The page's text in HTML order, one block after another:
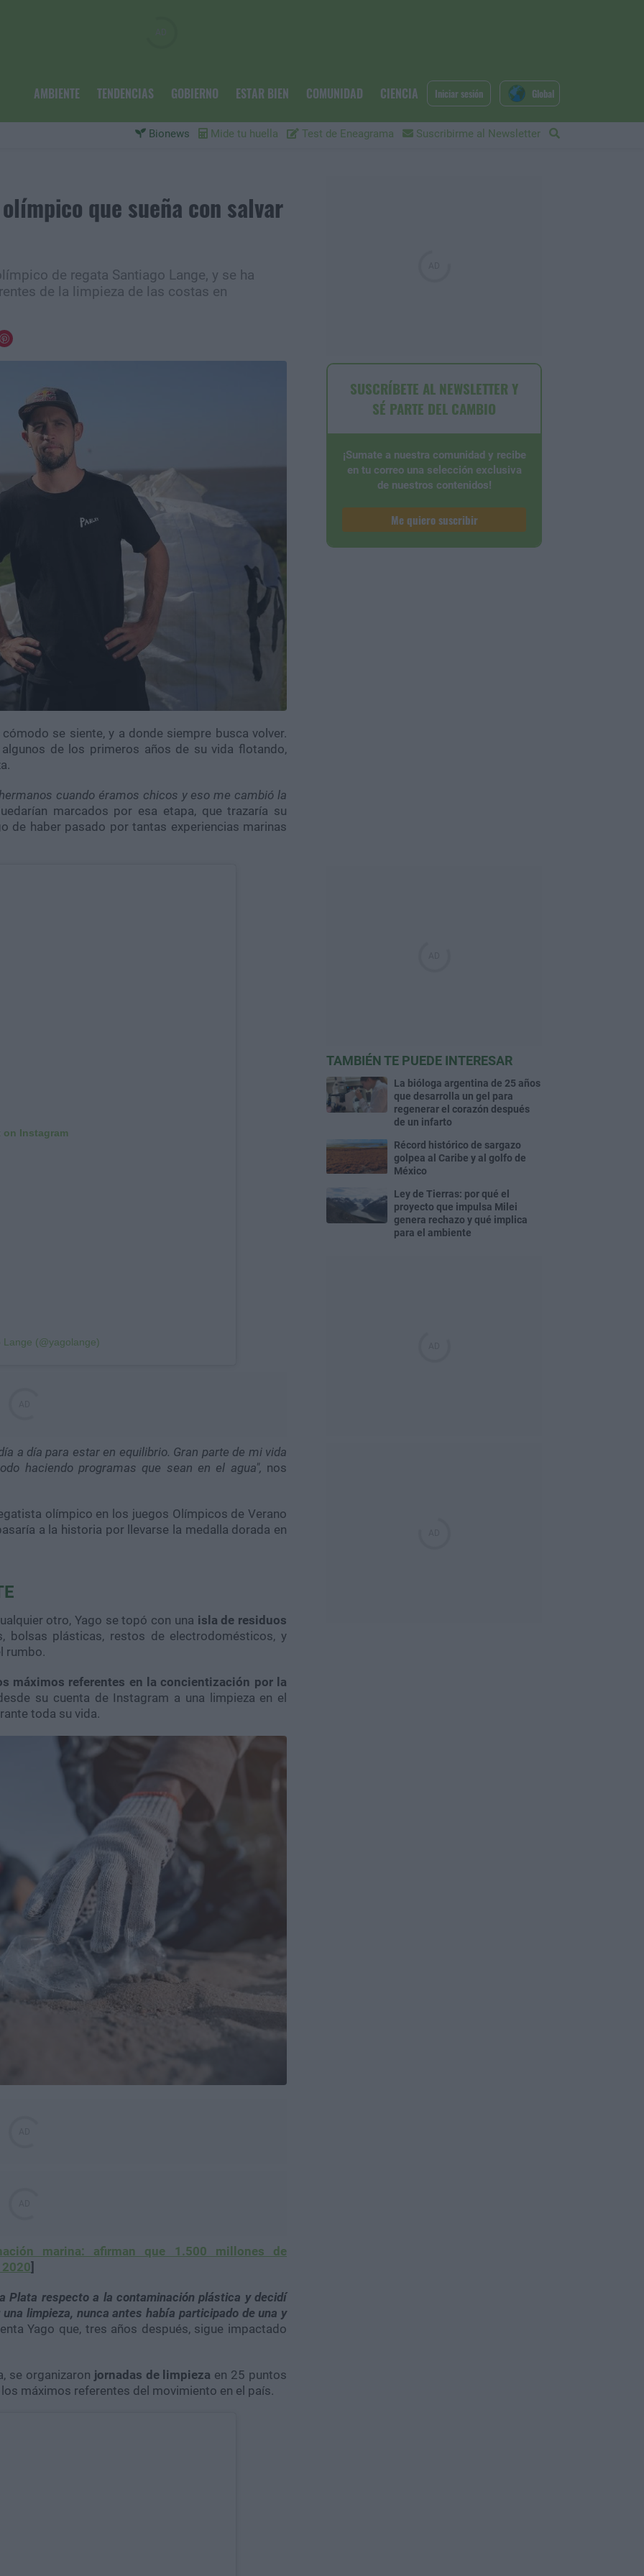
AMBIENTE TENDENCIAS GOBIERNO ESTAR BIEN COMUNIDAD CIENCIA
Bionews Mide tu huella Test de Eneagrama Suscribirme al Newsletter
Iniciar sesión Global
que sueña con salvar
de regata Santiago Lange, y se ha
de la limpieza de las costas en
se siente, y a donde siempre busca volver.
de los primeros años de su vida flotando,
cuando éramos chicos y eso me cambió la
marcados por esa etapa, que trazaría su
de haber pasado por tantas experiencias marinas
Instagram
Lange (@yagolange)
a día para estar en equilibrio. Gran parte de mi vida
haciendo programas que sean en el agua", nos
olímpico en los juegos Olímpicos de Verano
a la historia por llevarse la medalla dorada en
otro, Yago se topó con una isla de residuos
bolsas plásticas, restos de electrodomésticos, y
rumbo.
máximos referentes en la concientización por la
su cuenta de Instagram a una limpieza en el
toda su vida.
marina: afirman que 1.500 millones de
]
Plata respecto a la contaminación plástica y decidí
limpieza, nunca antes había participado de una y
Yago que, tres años después, sigue impactado
se organizaron jornadas de limpieza en 25 puntos
máximos referentes del movimiento en el país.
SUSCRÍBETE AL NEWSLETTER Y
SÉ PARTE DEL CAMBIO
¡Sumate a nuestra comunidad y recibe
en tu correo una selección exclusiva
de nuestros contenidos!
Me quiero suscribir
TAMBIÉN TE PUEDE INTERESAR
La bióloga argentina de 25 años
que desarrolla un gel para
regenerar el corazón después
de un infarto
Récord histórico de sargazo
golpea al Caribe y al golfo de
México
Ley de Tierras: por qué el
proyecto que impulsa Milei
genera rechazo y qué implica
para el ambiente